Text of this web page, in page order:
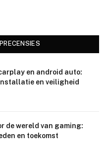
en android auto:
en veiligheid
de wereld van gaming:
en toekomst